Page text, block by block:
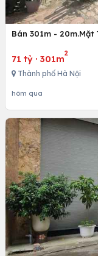
Bán 301m -
71 tỷ · 301m
2
Thành phố Hà Nội
hôm qua